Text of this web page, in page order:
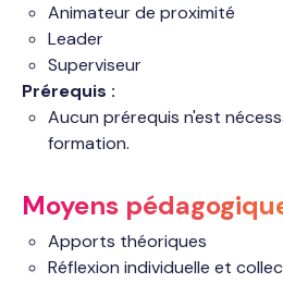
Animateur de proximité
Leader
Superviseur
Prérequis :
Aucun prérequis n'est
formation.
Moyens
Apports théoriques
Réflexion individuelle et